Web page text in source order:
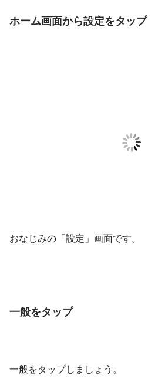
ホーム画面から設定をタップ
おなじみの「設定」画面です。
一般をタップ
一般をタップしましょう。